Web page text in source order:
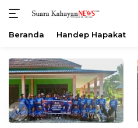
konten
Beranda Handep Hapakat
«